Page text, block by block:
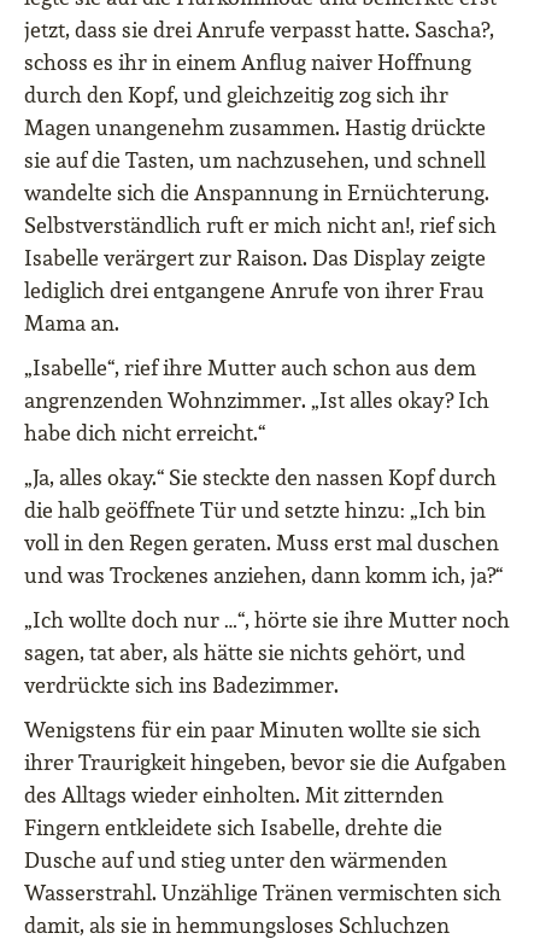
jetzt, dass sie drei Anrufe verpasst hatte. Sascha?,
schoss es ihr in einem Anflug naiver Hoffnung
durch den Kopf, und gleichzeitig zog sich ihr
Magen unangenehm zusammen. Hastig drückte
sie auf die Tasten, um nachzusehen, und schnell
wandelte sich die Anspannung in Ernüchterung.
Selbstverständlich ruft er mich nicht an!, rief sich
Isabelle verärgert zur Raison. Das Display zeigte
lediglich drei entgangene Anrufe von ihrer Frau
Mama an.
„Isabelle“, rief ihre Mutter auch schon aus dem
angrenzenden Wohnzimmer. „Ist alles okay? Ich
habe dich nicht erreicht.“
„Ja, alles okay.“ Sie steckte den nassen Kopf durch
die halb geöffnete Tür und setzte hinzu: „Ich bin
voll in den Regen geraten. Muss erst mal duschen
und was Trockenes anziehen, dann komm ich, ja?“
„Ich wollte doch nur …“, hörte sie ihre Mutter noch
sagen, tat aber, als hätte sie nichts gehört, und
verdrückte sich ins Badezimmer.
Wenigstens für ein paar Minuten wollte sie sich
ihrer Traurigkeit hingeben, bevor sie die Aufgaben
des Alltags wieder einholten. Mit zitternden
Fingern entkleidete sich Isabelle, drehte die
Dusche auf und stieg unter den wärmenden
Wasserstrahl. Unzählige Tränen vermischten sich
damit, als sie in hemmungsloses Schluchzen